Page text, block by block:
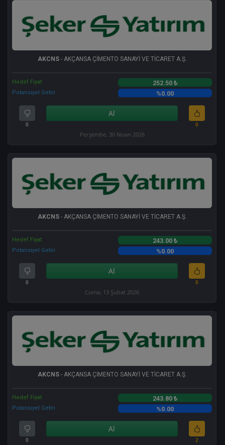
AKCNS- AKÇANSA ÇİMENTO SANAYİ VE TİCARET A.Ş.
Hedef Fiyat 252.50 ₺
Potansiyel Getiri %0.00
0
Al
0
Perşembe, 30 Nisan 2026
AKCNS- AKÇANSA ÇİMENTO SANAYİ VE TİCARET A.Ş.
Hedef Fiyat 243.00 ₺
Potansiyel Getiri %0.00
0
Al
0
Cuma, 13 Şubat 2026
AKCNS- AKÇANSA ÇİMENTO SANAYİ VE TİCARET A.Ş.
Hedef Fiyat 243.80 ₺
Potansiyel Getiri %0.00
0
Al
2